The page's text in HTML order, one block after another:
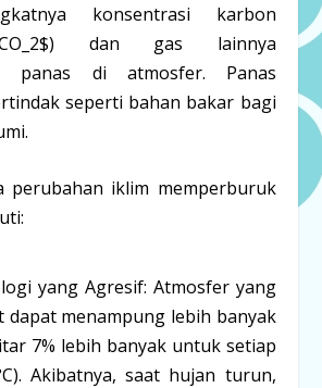
konsentrasi karbon
) dan gas lainnya
panas di atmosfer. Panas
seperti bahan bakar bagi
perubahan iklim memperburuk
yang Agresif: Atmosfer yang
dapat menampung lebih banyak
7% lebih banyak untuk setiap
Akibatnya, saat hujan turun,